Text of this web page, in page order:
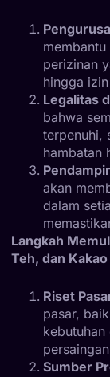
perizinan
hingga
Legalitas
bahwa
terpenuhi,
hambatan
akan
dalam
Langkah
Teh, dan Kakao
Riset
pasar,
Sumber